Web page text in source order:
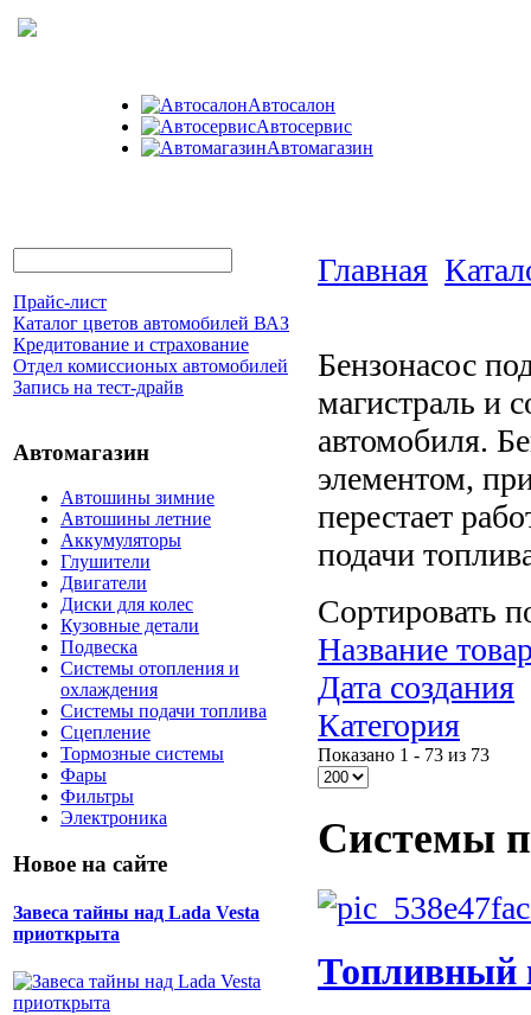
Автосалон
Автосервис
Автомагазин
Прайс-лист
Каталог цветов автомобилей ВАЗ
Кредитование и страхование
Отдел комиссионых автомобилей
Запись на тест-драйв
Автомагазин
Автошины зимние
Автошины летние
Аккумуляторы
Глушители
Двигатели
Диски для колес
Кузовные детали
Подвеска
Системы отопления и
охлаждения
Системы подачи топлива
Сцепление
Тормозные системы
Фары
Фильтры
Электроника
Новое на сайте
Завеса тайны над Lada Vesta
приоткрыта
Главная
Бензонасос
магистраль и
автомобиля.
элементом,
перестает
подачи
Сортировать
Название
Дата создания
Категория
Показано 1 - 73 из 73
Системы
Топливный